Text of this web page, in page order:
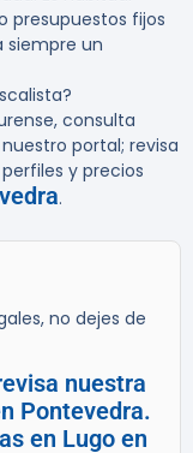
presupuestos fijos
siempre un
consulta
portal; revisa
y precios
.
no dejes de
nuestra
Pontevedra.
en Lugo en